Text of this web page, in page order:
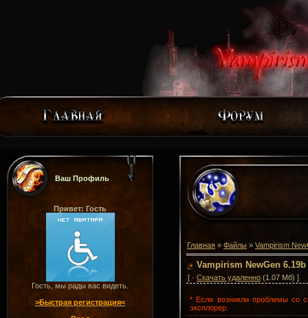
Ваш Профиль
Привет: Гость
Гость, мы рады вас видеть.
>Быстрая регистрация<
Главная » Файлы » Vampirism
Vampirism NewGen 6.19b
[ · Скачать удаленно (1.07 Мб) ]
* Если возникли проблемы со
эксплорер.